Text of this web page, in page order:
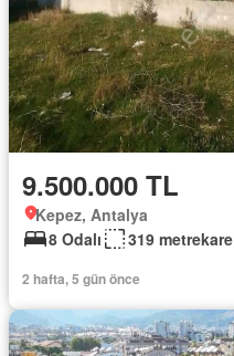
9.500.000 TL
Kepez, Antalya
8 Odalı
319 metrekare
2 hafta, 5 gün önce